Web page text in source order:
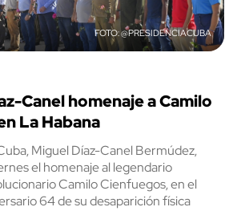
@PRESIDENCIACUBA
Canel homenaje a Camilo
La Habana
Miguel Díaz-Canel Bermúdez,
el homenaje al legendario
Camilo Cienfuegos, en el
64 de su desaparición física